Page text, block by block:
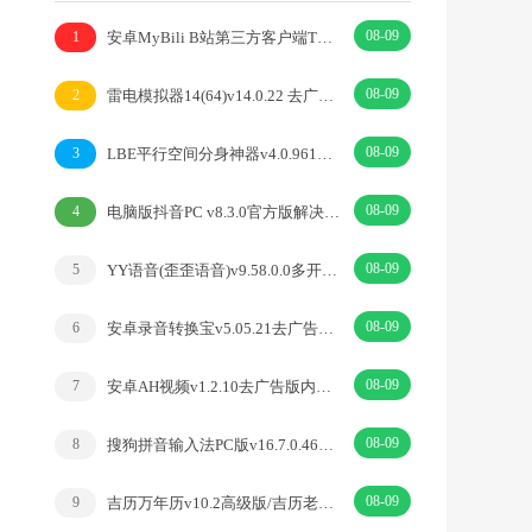
1 安卓MyBili B站第三方客户端TV版v1.6.9 08-09
2 雷电模拟器14(64)v14.0.22 去广告绿色纯净版 08-09
3 LBE平行空间分身神器v4.0.9612解锁vip专业版 08-09
4 电脑版抖音PC v8.3.0官方版解决网页切换烦恼 08-09
5 YY语音(歪歪语音)v9.58.0.0多开去广告绿色版 08-09
6 安卓录音转换宝v5.05.21去广告开心版 08-09
7 安卓AH视频v1.2.10去广告版内置丰富优质源 08-09
8 搜狗拼音输入法PC版v16.7.0.4673精简优化版 08-09
9 吉历万年历v10.2高级版/吉历老黄历吉日择日宜忌 08-09